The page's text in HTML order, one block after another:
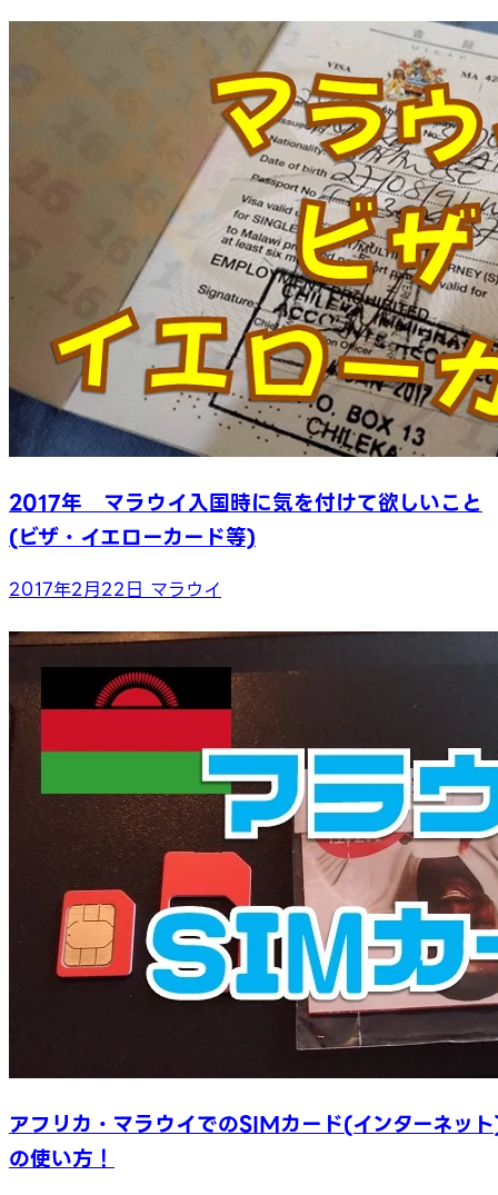
2017年 マラウイ入国時に気を付けて欲しいこと
(ビザ・イエローカード等)
2017年2月22日 マラウイ
アフリカ・マラウイでのSIMカード(インターネッ
の使い方！